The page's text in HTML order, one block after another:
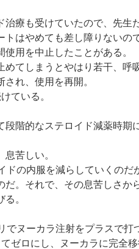
治療も受けていたので、先生
トはやめても差し障りないの
用を中止したことがある。
てしまうとやはり若干、呼
れ、使用を再開。
ている。
段階的なステロイド減薬時期
苦しい。
ドの内服を減らしていくのだ
だ。それで、その息苦しさか
。
でヌーカラ注射をプラスで打
ゼロにし、ヌーカラに完全